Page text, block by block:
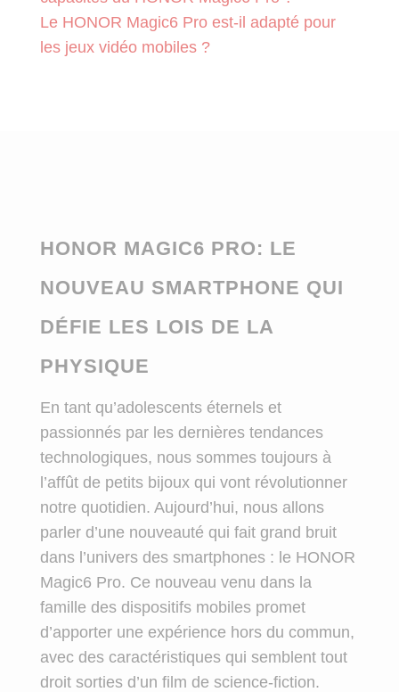
Le HONOR Magic6 Pro est-il adapté pour
les jeux vidéo mobiles ?
HONOR MAGIC6 PRO: LE
NOUVEAU SMARTPHONE QUI
DÉFIE LES LOIS DE LA
PHYSIQUE
En tant qu’adolescents éternels et
passionnés par les dernières tendances
technologiques, nous sommes toujours à
l’affût de petits bijoux qui vont révolutionner
notre quotidien. Aujourd’hui, nous allons
parler d’une nouveauté qui fait grand bruit
dans l’univers des smartphones : le HONOR
Magic6 Pro. Ce nouveau venu dans la
famille des dispositifs mobiles promet
d’apporter une expérience hors du commun,
avec des caractéristiques qui semblent tout
droit sorties d’un film de science-fiction.